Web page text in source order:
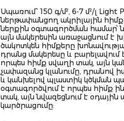
Սպառում՝ 150 գ/մ², 6-7 մ²/լ
ներթափանցող ակրիլային
ներքին օգտագործման համար՝
այն մակերեսին առաջացնում
ծակոտկեն հիմքերը
դրանց մակերեսը և բարելավում
որպես հիմք սվաղի տակ, այն
չափազանց կլանումը, դրանով
և կանխելով պլաստիկ կծկման
օգտագործվում է որպես հիմք
տակ, այն նվազեցնում է
կարծրացումը: